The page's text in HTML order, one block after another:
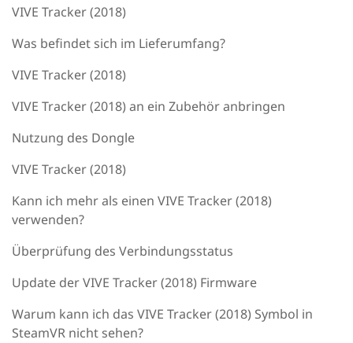
VIVE Tracker (2018)
Was befindet sich im Lieferumfang?
VIVE Tracker (2018)
VIVE Tracker (2018) an ein Zubehör anbringen
Nutzung des Dongle
VIVE Tracker (2018)
Kann ich mehr als einen VIVE Tracker (2018)
verwenden?
Überprüfung des Verbindungsstatus
Update der VIVE Tracker (2018) Firmware
Warum kann ich das VIVE Tracker (2018) Symbol in
SteamVR nicht sehen?